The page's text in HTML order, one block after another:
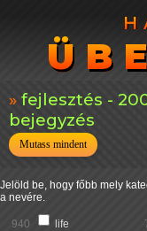
fejlesztés -
bejegyzés
Mutass mindent
Jelöld be, hogy főbb mely
a nevére.
940 life